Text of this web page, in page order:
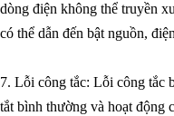
dòng điện không thể truyền
có thể dẫn đến bật nguồn,
7. Lỗi công tắc: Lỗi công tắc
tắt bình thường và hoạt động